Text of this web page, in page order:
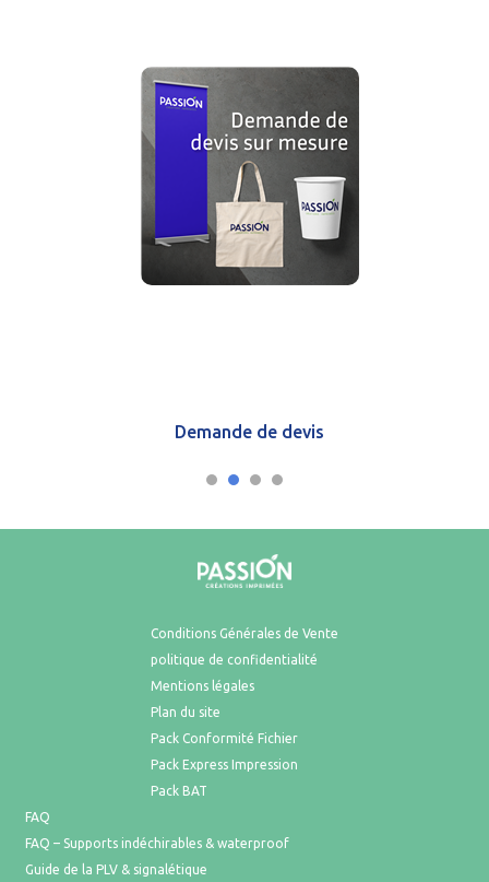
Demande de devis
Conditions Générales de Vente
politique de confidentialité
Mentions légales
Plan du site
Pack Conformité Fichier
Pack Express Impression
Pack BAT
FAQ
FAQ – Supports indéchirables & waterproof
Guide de la PLV & signalétique